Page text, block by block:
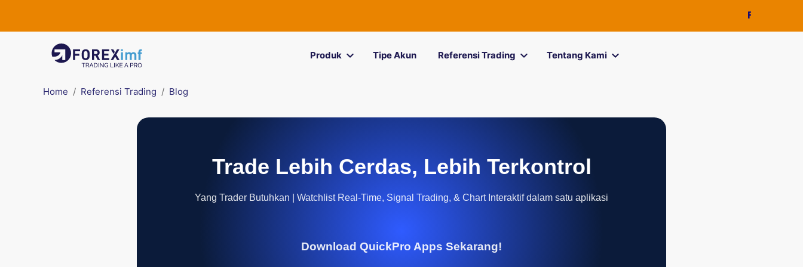
FOREXimf
Produk Tipe Akun Referensi Trading Tentang Kami
Home Referensi Trading Blog
Trade Lebih Cerdas, Lebih Terkontrol
Yang Trader Butuhkan | Watchlist Real-Time, Signal Trading, & Chart Interaktif dalam satu aplikasi
Download QuickPro Apps Sekarang!